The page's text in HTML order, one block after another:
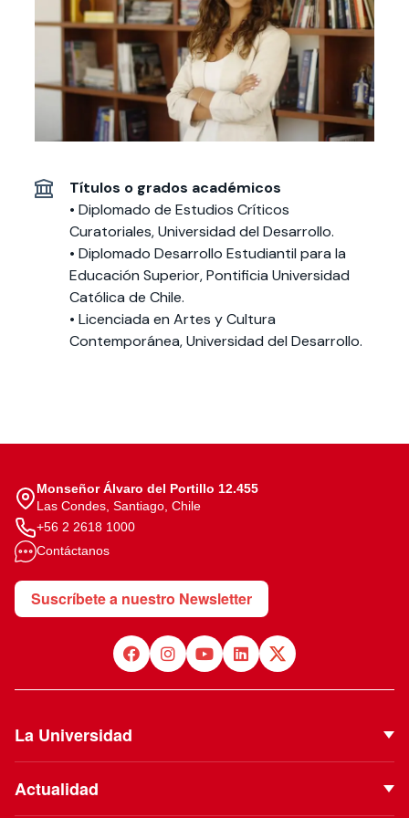
cursos
Especialidades y
estadías
Te puede
interesar:
International
students
Facultades
interesar:
2025
vinculación con la
sociedad
Extensión Cultural
Te puede interesar:Filantropía y Donaciones
intercambio
Servicios y apoyos
Te puede
interesar:
Explora el campus
Uandes
Noticias
estudiantiles
Títulos o grados académicos
• Diplomado de Estudios Críticos
Curatoriales, Universidad del Desarrollo.
• Diplomado Desarrollo Estudiantil para la
Educación Superior, Pontificia Universidad
Católica de Chile.
• Licenciada en Artes y Cultura
Contemporánea, Universidad del Desarrollo.
Monseñor Álvaro del Portillo 12.455
Las Condes, Santiago, Chile
+56 2 2618 1000
Contáctanos
Suscríbete a nuestro Newsletter
La Universidad
Actualidad